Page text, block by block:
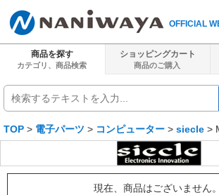
OFFICIAL
商品を探す
カテゴリ、商品検索
ショッピングカート
商品のご購入
TOP > 電子パーツ > コンピューター > siecle >
現在、商品はございません。